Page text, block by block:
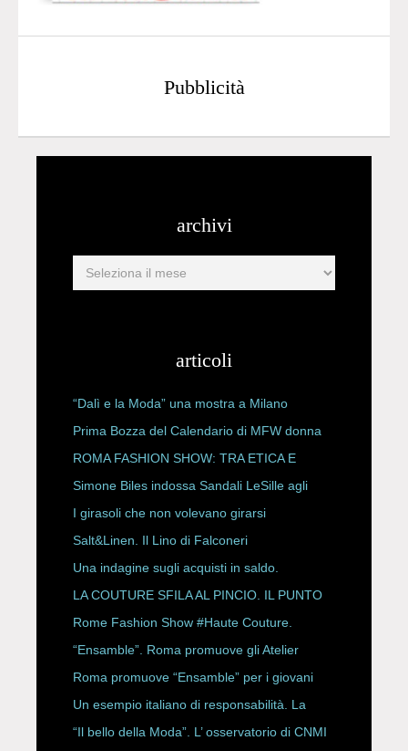
Pubblicità
archivi
articoli
“Dalì e la Moda” una mostra a Milano
Prima Bozza del Calendario di MFW donna
P/E 2027
ROMA FASHION SHOW: TRA ETICA E
HAUTE COUTURE
Simone Biles indossa Sandali LeSille agli
ESPY Awards 2026
I girasoli che non volevano girarsi
Salt&Linen. Il Lino di Falconeri
Una indagine sugli acquisti in saldo.
LA COUTURE SFILA AL PINCIO. IL PUNTO
CON ALESSANDRO ONORATO E
ROBERTA ANGELILLI
Rome Fashion Show #Haute Couture.
“Ensamble”. Roma promuove gli Atelier
Storici
Roma promuove “Ensamble” per i giovani
Un esempio italiano di responsabilità. La
Rete Slow Fiber
“Il bello della Moda”. L’ osservatorio di CNMI